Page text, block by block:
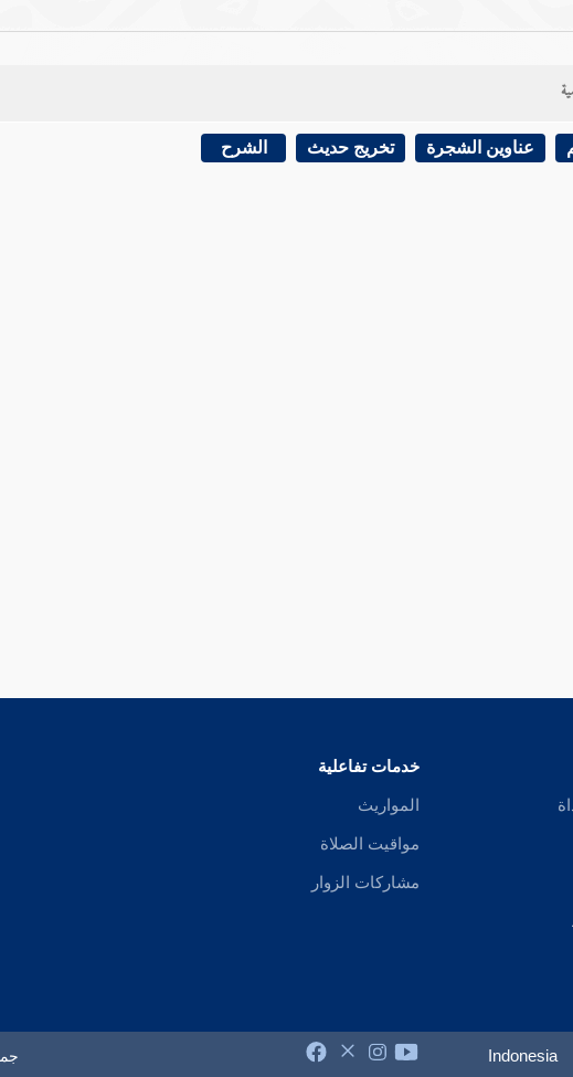
عناوين الشجرة تخريج حديث الشرح
خدمات تفاعلية
المواريث
مواقيت الصلاة
مشاركات الزوار
Indonesia جميع